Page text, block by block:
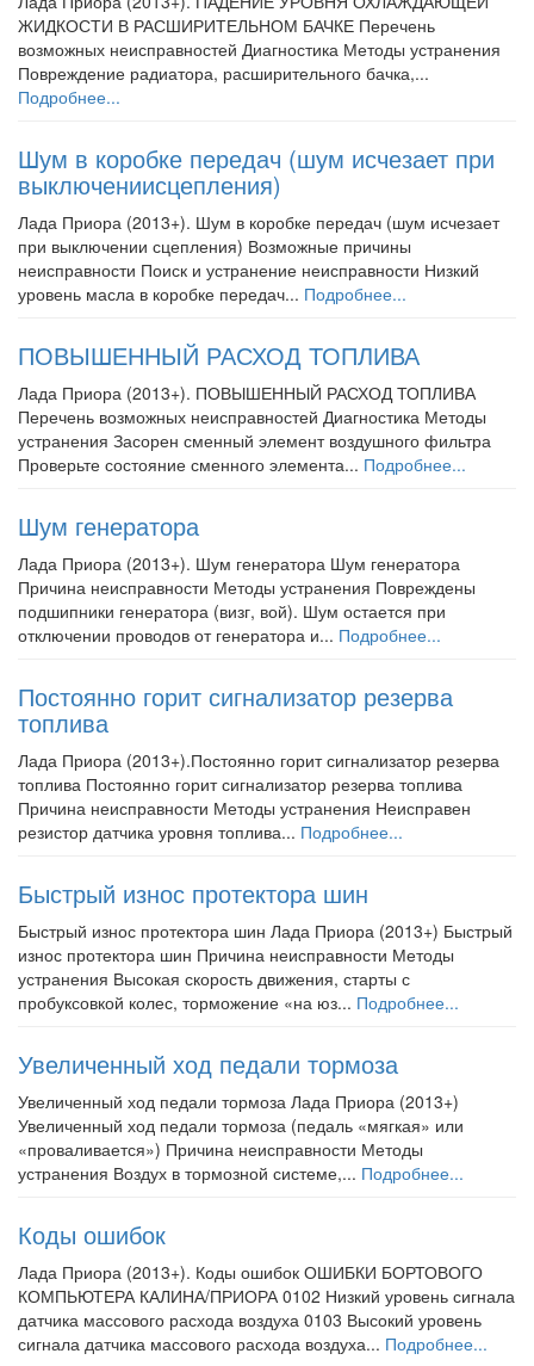
ЖИДКОСТИ В РАСШИРИТЕЛЬНОМ БАЧКЕ Перечень
возможных неисправностей Диагностика Методы устранения
Повреждение радиатора, расширительного бачка,...
Подробнее...
Шум в коробке передач (шум исчезает при
выключениисцепления)
Лада Приора (2013+). Шум в коробке передач (шум исчезает
при выключении сцепления) Возможные причины
неисправности Поиск и устранение неисправности Низкий
уровень масла в коробке передач... Подробнее...
ПОВЫШЕННЫЙ РАСХОД ТОПЛИВА
Лада Приора (2013+). ПОВЫШЕННЫЙ РАСХОД ТОПЛИВА
Перечень возможных неисправностей Диагностика Методы
устранения Засорен сменный элемент воздушного фильтра
Проверьте состояние сменного элемента... Подробнее...
Шум генератора
Лада Приора (2013+). Шум генератора Шум генератора
Причина неисправности Методы устранения Повреждены
подшипники генератора (визг, вой). Шум остается при
отключении проводов от генератора и... Подробнее...
Постоянно горит сигнализатор резерва
топлива
Лада Приора (2013+).Постоянно горит сигнализатор резерва
топлива Постоянно горит сигнализатор резерва топлива
Причина неисправности Методы устранения Неисправен
резистор датчика уровня топлива... Подробнее...
Быстрый износ протектора шин
Быстрый износ протектора шин Лада Приора (2013+) Быстрый
износ протектора шин Причина неисправности Методы
устранения Высокая скорость движения, старты с
пробуксовкой колес, торможение «на юз... Подробнее...
Увеличенный ход педали тормоза
Увеличенный ход педали тормоза Лада Приора (2013+)
Увеличенный ход педали тормоза (педаль «мягкая» или
«проваливается») Причина неисправности Методы
устранения Воздух в тормозной системе,... Подробнее...
Коды ошибок
Лада Приора (2013+). Коды ошибок ОШИБКИ БОРТОВОГО
КОМПЬЮТЕРА КАЛИНА/ПРИОРА 0102 Низкий уровень сигнала
датчика массового расхода воздуха 0103 Высокий уровень
сигнала датчика массового расхода воздуха... Подробнее...